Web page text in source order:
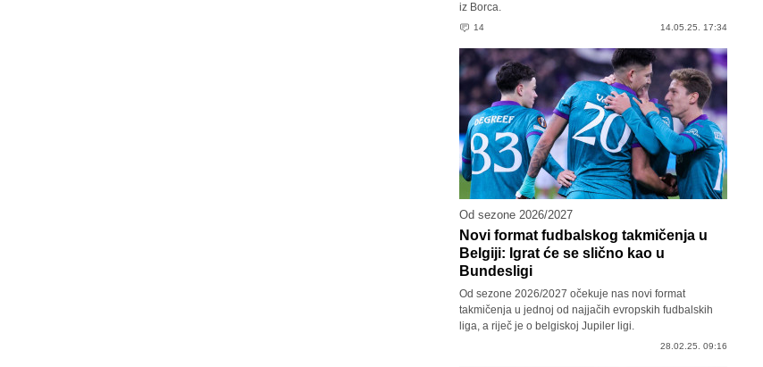
iz Borca.
14 14.05.25. 17:34
Od sezone 2026/2027
Novi format fudbalskog takmičenja u
Belgiji: Igrat će se slično kao u
Bundesligi
Od sezone 2026/2027 očekuje nas novi format
takmičenja u jednoj od najjačih evropskih fudbalskih
liga, a riječ je o belgiskoj Jupiler ligi.
28.02.25. 09:16